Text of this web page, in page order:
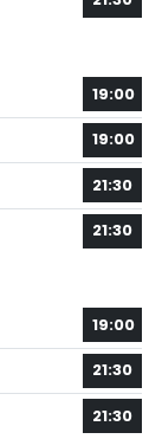
19:00
19:00
21:30
21:30
19:00
21:30
21:30